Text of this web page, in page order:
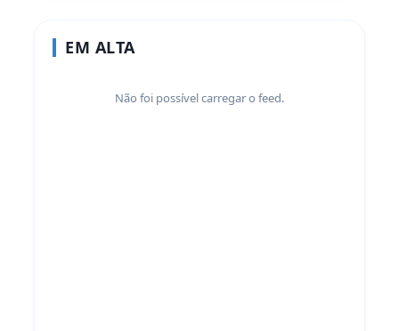
EM ALTA
Não foi possível carregar o feed.